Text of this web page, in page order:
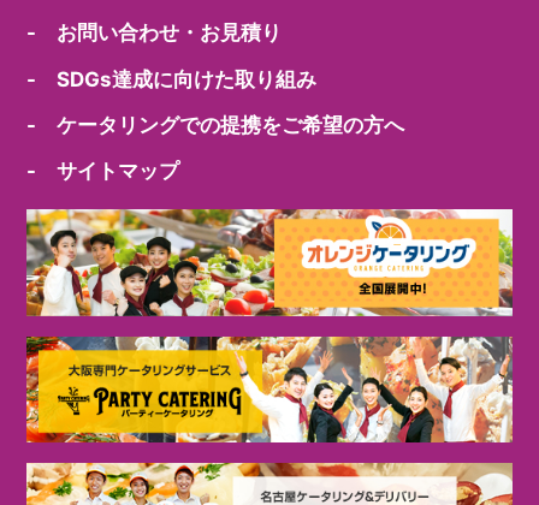
- お問い合わせ・お見積り
- SDGs達成に向けた取り組み
- ケータリングでの提携をご希望の方へ
- サイトマップ